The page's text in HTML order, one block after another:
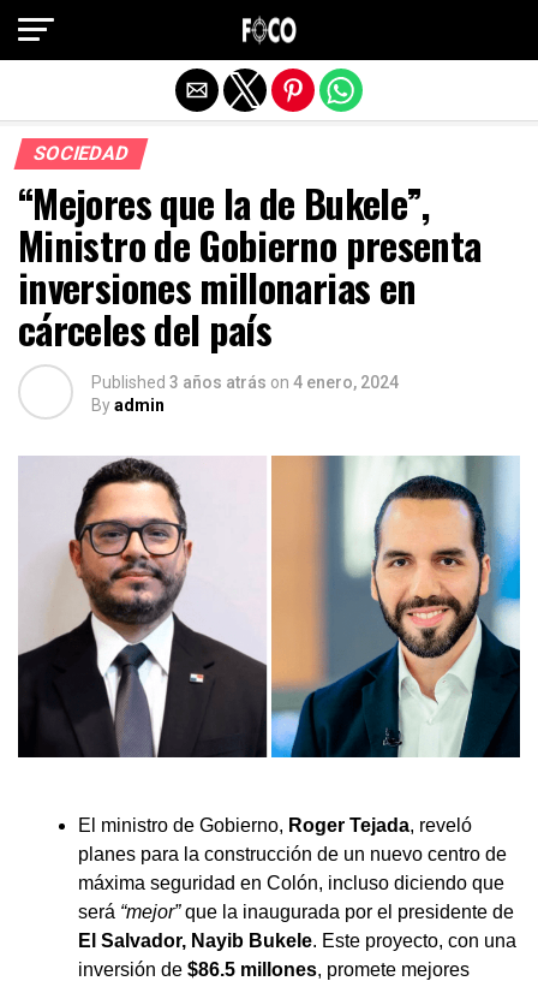
SOCIEDAD
“Mejores que la de Bukele”,
Ministro de Gobierno presenta
inversiones millonarias en
cárceles del país
Published 3 años atrás on 4 enero, 2024
Byadmin
El ministro de Gobierno, Roger Tejada, reveló
planes para la construcción de un nuevo centro de
máxima seguridad en Colón, incluso diciendo que
será “mejor”que la inaugurada por el presidente de
El Salvador, Nayib Bukele. Este proyecto, con una
inversión de $86.5 millones, promete mejores
Salir de la versión móvil